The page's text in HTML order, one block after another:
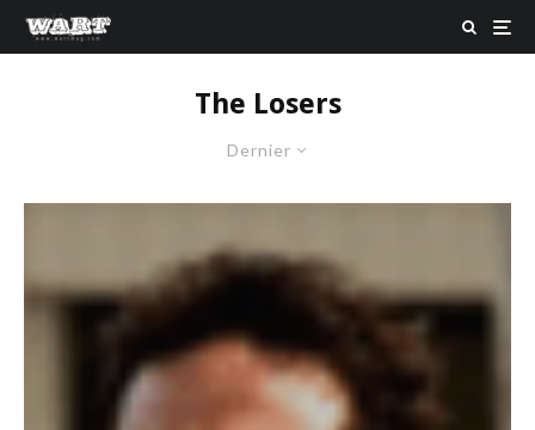
The Losers
Dernier